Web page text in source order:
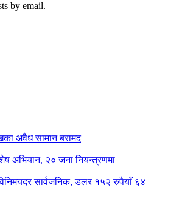
by email.
अवैध सामान बरामद
अभियान, २० जना नियन्त्रणमा
सार्वजनिक, डलर १५२ रुपैयाँ ६४